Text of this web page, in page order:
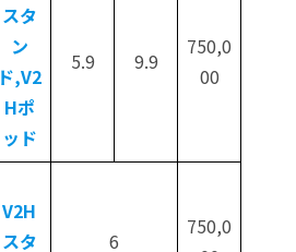
スタ
ン
ド,V2
Hポ
ッド
5.9 9.9
750,0
00
V2H
スタ
6
750,0